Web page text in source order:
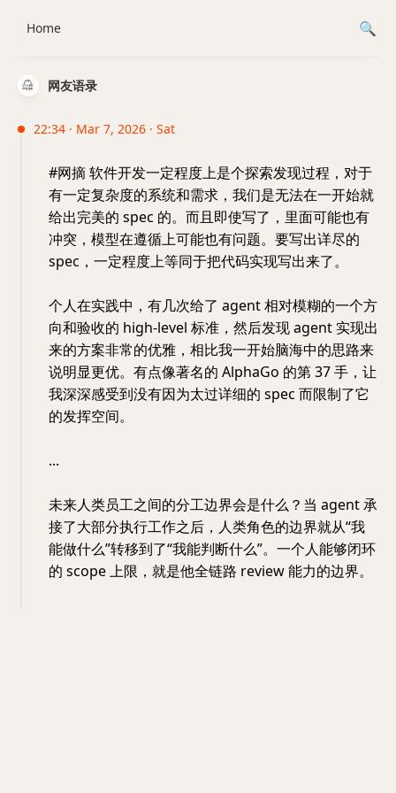
网友语录
22:34 · Mar 7, 2026 · Sat
#网摘 软件开发一定程度上是个探索发现过程，对于
有一定复杂度的系统和需求，我们是无法在一开始就
给出完美的 spec 的。而且即使写了，里面可能也有
冲突，模型在遵循上可能也有问题。要写出详尽的
spec，一定程度上等同于把代码实现写出来了。
个人在实践中，有几次给了 agent 相对模糊的一个方
向和验收的 high-level 标准，然后发现 agent 实现出
来的方案非常的优雅，相比我一开始脑海中的思路来
说明显更优。有点像著名的 AlphaGo 的第 37 手，让
我深深感受到没有因为太过详细的 spec 而限制了它
的发挥空间。
...
未来人类员工之间的分工边界会是什么？当 agent 承
接了大部分执行工作之后，人类角色的边界就从“我
能做什么”转移到了“我能判断什么”。一个人能够闭环
的 scope 上限，就是他全链路 review 能力的边界。
Home